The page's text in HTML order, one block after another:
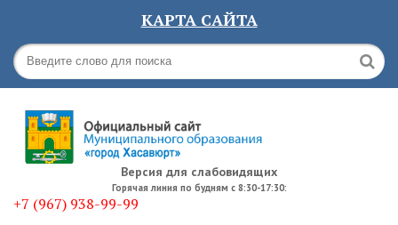
КАРТА САЙТА
Версия для слабовидящих
Горячая линия по будням с 8:30-17:30:
+7 (967) 938-99-99